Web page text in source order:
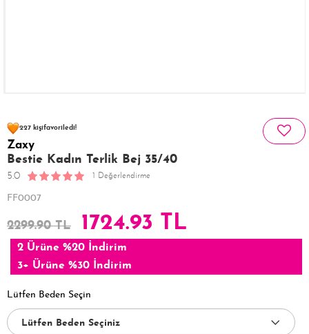
227 kişifavoriledi!
41 kişi
117 kişi
Zaxy
Bestie Kadın Terlik Bej 35/40
5.0 1 Değerlendirme
FF0007
2299.90 TL 1724.93 TL
2 Ürüne %20 İndirim
3+ Ürüne %30 İndirim
Lütfen Beden Seçin